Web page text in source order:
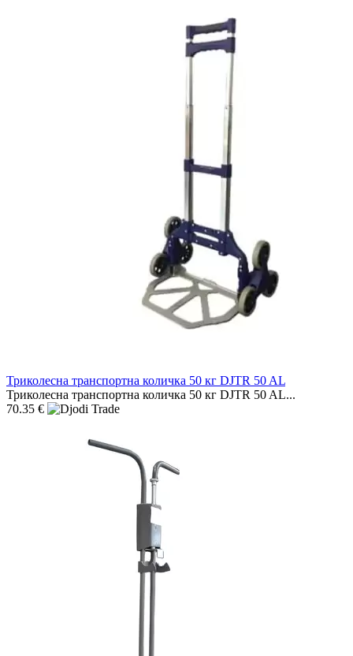
Триколесна транспортна количка 50 кг DJTR 50 AL
Триколесна транспортна количка 50 кг DJTR 50 AL...
70.35 €